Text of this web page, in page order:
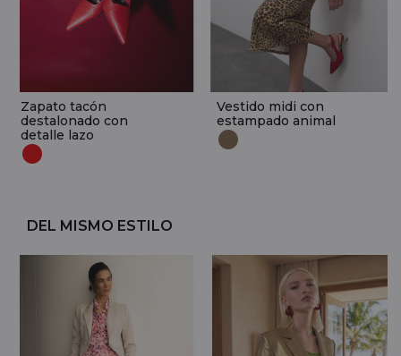
Zapato tacón
destalonado con
detalle lazo
Vestido midi con
estampado animal
DEL MISMO ESTILO